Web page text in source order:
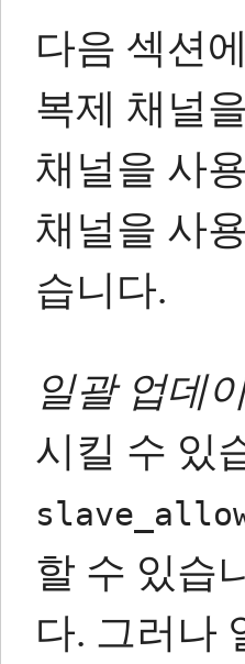
다음 섹션
복제 채널
채널을 사
채널을 사
습니다.
일괄 업데
시킬 수 있
할 수 있습
다. 그러나